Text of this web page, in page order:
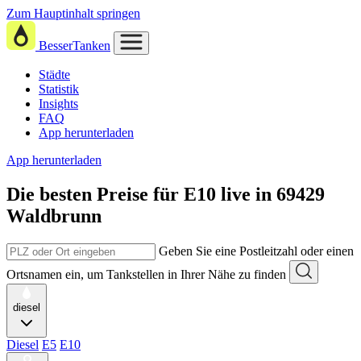
Zum Hauptinhalt springen
BesserTanken
Städte
Statistik
Insights
FAQ
App herunterladen
App herunterladen
Die besten Preise für E10 live in 69429
Waldbrunn
Geben Sie eine Postleitzahl oder einen
Ortsnamen ein, um Tankstellen in Ihrer Nähe zu finden
diesel
Diesel E5 E10